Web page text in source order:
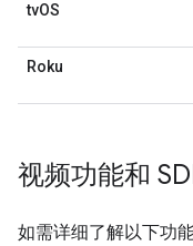
tvOS
Roku
视频功能和
如需详细了解以下功